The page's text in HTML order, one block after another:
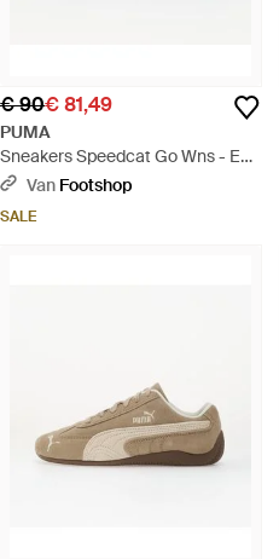
€ 90€ 81,49
PUMA
Sneakers Speedcat Go Wns - Eur
- Zwart
Van Footshop
SALE